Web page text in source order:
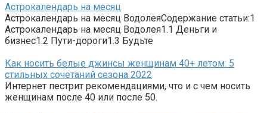
Астрокалендарь на месяц
Астрокалендарь на месяц ВодолеяСодержание статьи:1
Астрокалендарь на месяц Водолея1.1 Деньги и
бизнес1.2 Пути-дороги1.3 Будьте
Как носить белые джинсы женщинам 40+ летом: 5
стильных сочетаний сезона 2022
Интернет пестрит рекомендациями, что и с чем носить
женщинам после 40 или после 50.